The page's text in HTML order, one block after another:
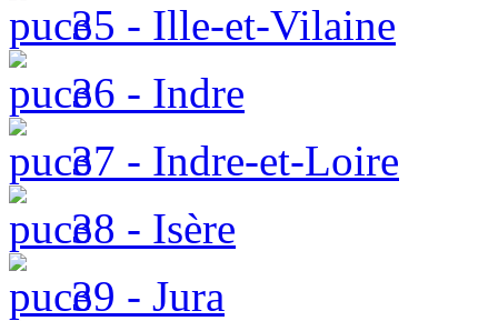
35 - Ille-et-Vilaine
36 - Indre
37 - Indre-et-Loire
38 - Isère
39 - Jura